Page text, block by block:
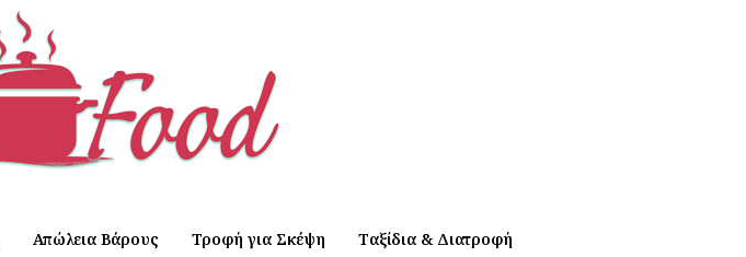
Απώλεια Βάρους Τροφή για Σκέψη Ταξίδια & Διατροφή